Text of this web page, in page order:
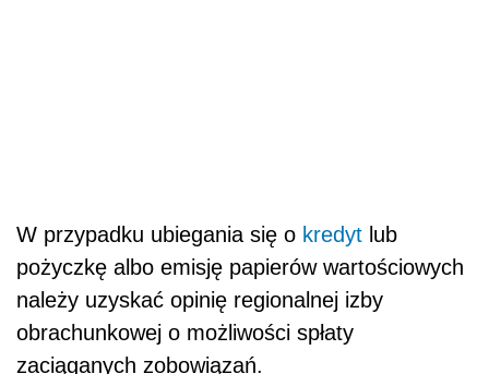
W przypadku ubiegania się o kredyt lub
pożyczkę albo emisję papierów wartościowych
należy uzyskać opinię regionalnej izby
obrachunkowej o możliwości spłaty
zaciąganych zobowiązań.